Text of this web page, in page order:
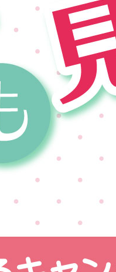
新潟
〒950-1189
営業時間
番組